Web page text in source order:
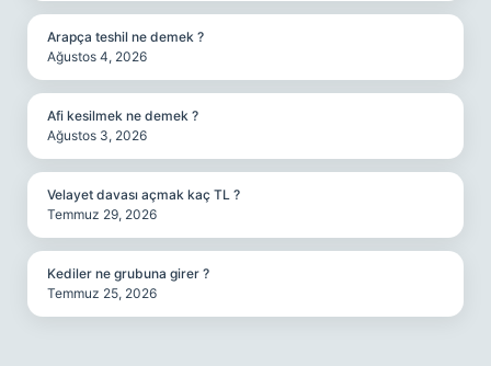
Arapça teshil ne demek ?
Ağustos 4, 2026
Afi kesilmek ne demek ?
Ağustos 3, 2026
Velayet davası açmak kaç TL ?
Temmuz 29, 2026
Kediler ne grubuna girer ?
Temmuz 25, 2026